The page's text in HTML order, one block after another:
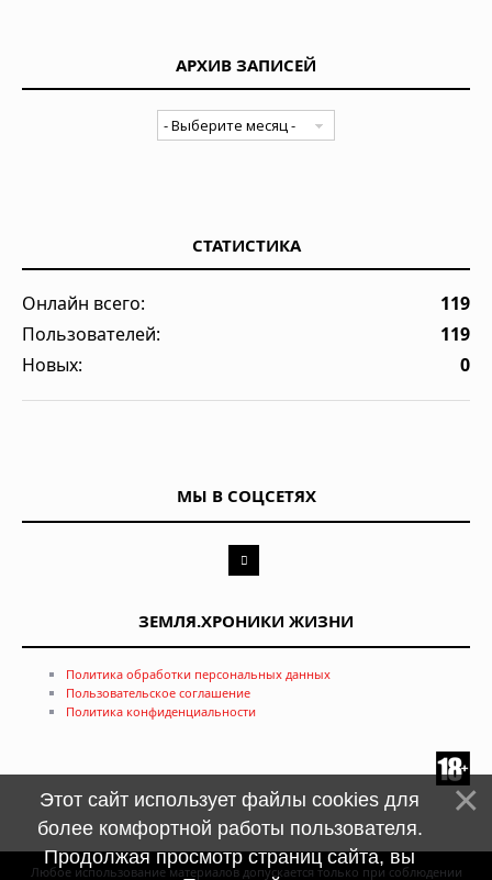
АРХИВ ЗАПИСЕЙ
СТАТИСТИКА
Онлайн всего:
119
Пользователей:
119
Новых:
0
МЫ В СОЦСЕТЯХ
ЗЕМЛЯ.ХРОНИКИ ЖИЗНИ
Политика обработки персональных данных
Пользовательское соглашение
Политика конфиденциальности
Любое использование материалов допускается только при соблюдении
Этот сайт использует файлы cookies для
более комфортной работы пользователя.
Продолжая просмотр страниц сайта, вы